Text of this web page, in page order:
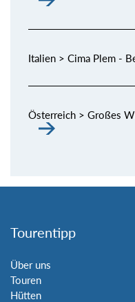
Italien > Cima Plem -
Österreich > Großes
Tourentipp
Über uns
Touren
Hütten